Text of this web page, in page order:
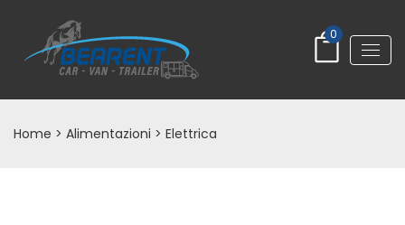
0
Home > Alimentazioni > Elettrica